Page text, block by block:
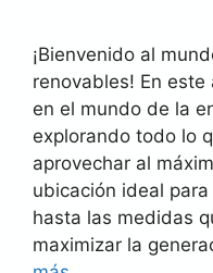
¡Bienvenido al
renovables! En
en el mundo de la
explorando todo lo
aprovechar al
ubicación ideal
hasta las medidas
maximizar la